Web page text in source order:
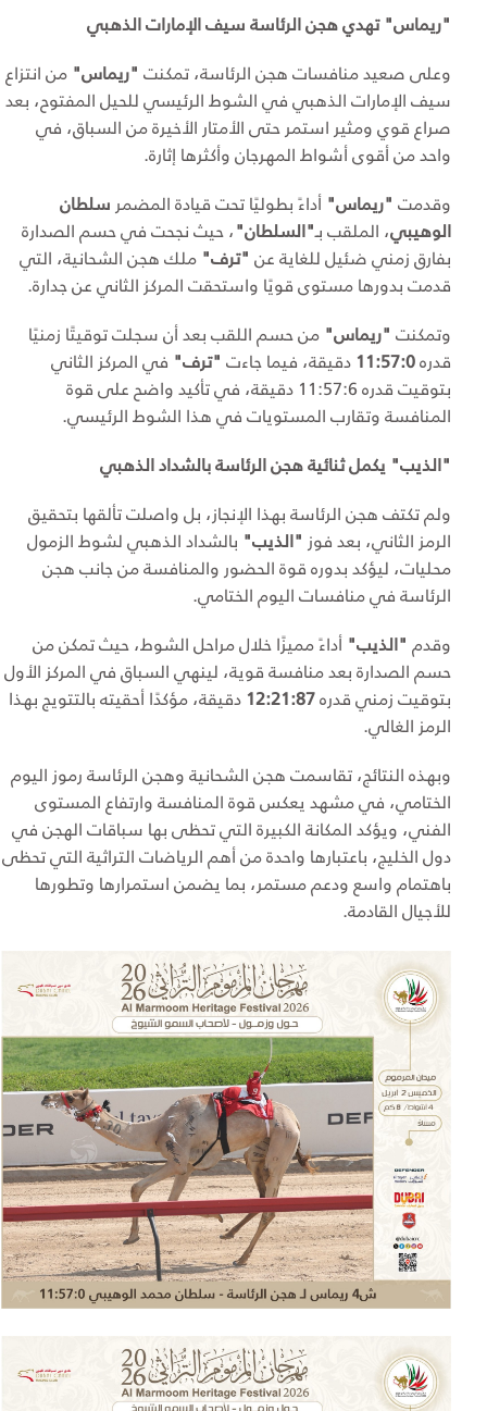
"ريماس" تهدي هجن الرئاسة سيف الإمارات الذهبي
وعلى صعيد منافسات هجن الرئاسة، تمكنت"ريماس"من انتزاع
سيف الإمارات الذهبي في الشوط الرئيسي للحيل المفتوح، بعد
صراع قوي ومثير استمر حتى الأمتار الأخيرة من السباق، في
واحد من أقوى أشواط المهرجان وأكثرها إثارة.
وقدمت"ريماس"أداءً بطوليًا تحت قيادة المضمرسلطان
الوهيبي، الملقب بـ"السلطان"، حيث نجحت في حسم الصدارة
بفارق زمني ضئيل للغاية عن"ترف"ملك هجن الشحانية، التي
قدمت بدورها مستوى قويًا واستحقت المركز الثاني عن جدارة.
وتمكنت"ريماس"من حسم اللقب بعد أن سجلت توقيتًا زمنيًا
قدره11:57:0دقيقة، فيما جاءت"ترف" في المركز الثاني
بتوقيت قدره 11:57:6 دقيقة، في تأكيد واضح على قوة
المنافسة وتقارب المستويات في هذا الشوط الرئيسي.
"الذيب" يكمل ثنائية هجن الرئاسة بالشداد الذهبي
ولم تكتف هجن الرئاسة بهذا الإنجاز، بل واصلت تألقها بتحقيق
الرمز الثاني، بعد فوز"الذيب" بالشداد الذهبي لشوط الزمول
محليات، ليؤكد بدوره قوة الحضور والمنافسة من جانب هجن
الرئاسة في منافسات اليوم الختامي.
وقدم"الذيب"أداءً مميزًا خلال مراحل الشوط، حيث تمكن من
حسم الصدارة بعد منافسة قوية، لينهي السباق في المركز الأول
بتوقيت زمني قدره12:21:87دقيقة، مؤكدًا أحقيته بالتتويج بهذا
الرمز الغالي.
وبهذه النتائج، تقاسمت هجن الشحانية وهجن الرئاسة رموز اليوم
الختامي، في مشهد يعكس قوة المنافسة وارتفاع المستوى
الفني، ويؤكد المكانة الكبيرة التي تحظى بها سباقات الهجن في
دول الخليج، باعتبارها واحدة من أهم الرياضات التراثية التي تحظى
باهتمام واسع ودعم مستمر، بما يضمن استمرارها وتطورها
للأجيال القادمة.